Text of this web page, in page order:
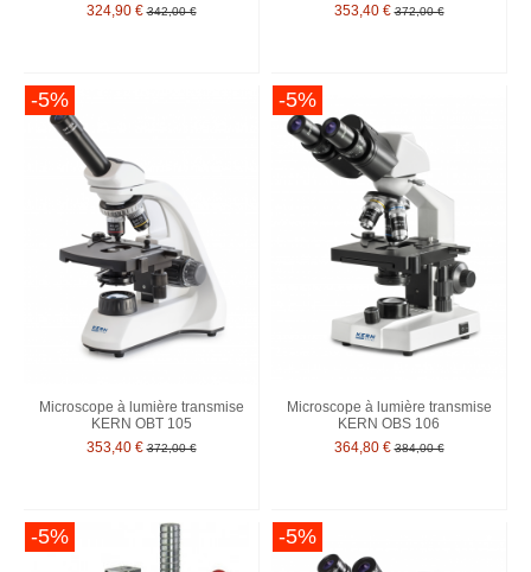
324,90 € 342,00 €
353,40 € 372,00 €
-5%
Microscope à lumière transmise
KERN OBT 105
353,40 € 372,00 €
-5%
Microscope à lumière transmise
KERN OBS 106
364,80 € 384,00 €
-5% -5%